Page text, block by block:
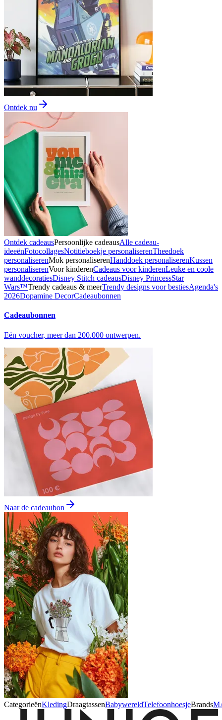
Ontdek nu
Ontdek cadeausPersoonlijke cadeausAlle cadeau-
ideeënFotocollagesNotitieboekje personaliserenTheedoek
personaliserenMok personaliserenHanddoek personaliserenKussen
personaliserenVoor kinderenCadeaus voor kinderenLeuke en coole
wanddecoratiesDisney Stitch cadeausDisney PrincessStar
Wars™Trendy cadeaus & meerTrendy designs voor bestiesAgenda's
2026Dopamine DecorCadeaubonnen
Cadeaubonnen
Eén voucher, meer dan 200.000 ontwerpen.
Naar de cadeaubon
CategorieënKledingDraagtassenBabywereldTelefoonhoesjeBrands